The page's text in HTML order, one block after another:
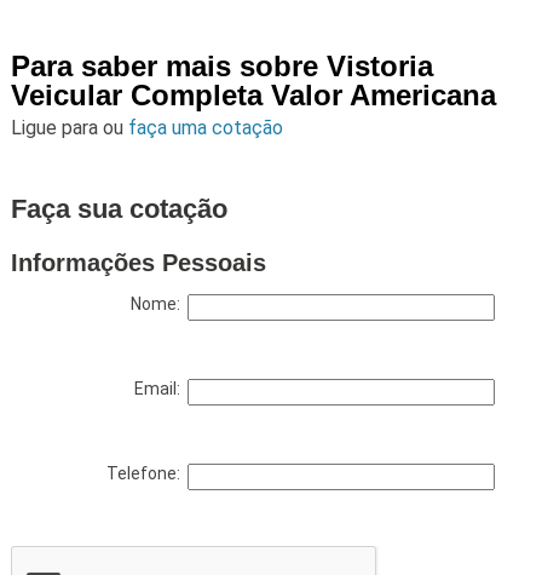
Para saber mais sobre Vistoria
Veicular Completa Valor Americana
Ligue para ou faça uma cotação
Faça sua cotação
Informações Pessoais
Nome:
Email:
Telefone: